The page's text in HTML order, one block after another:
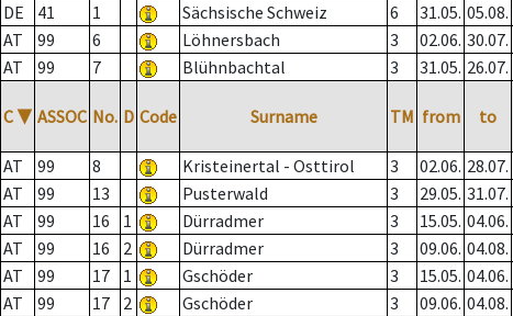
DE
41 1 Sächsische Schweiz 6 31.05. 05.08.
AT
99 6 Löhnersbach 3 02.06. 30.07.
AT
99 7 Blühnbachtal 3 31.05. 26.07.
C ▼ ASSOC No. D Code Surname TM from to
AT
99 8 Kristeinertal - Osttirol 3 02.06. 28.07.
AT
99 13 Pusterwald 3 29.05. 31.07.
AT
99 16 1 Dürradmer 3 15.05. 04.06.
AT
99 16 2 Dürradmer 3 09.06. 04.08.
AT
99 17 1 Gschöder 3 15.05. 04.06.
AT
99 17 2 Gschöder 3 09.06. 04.08.